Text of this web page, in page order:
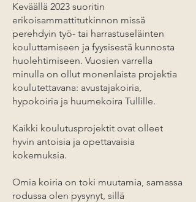
Keväällä 2023 suoritin
erikoisammattitutkinnon missä
perehdyin työ- tai harrastuseläinten
kouluttamiseen ja fyysisestä kunnosta
huolehtimiseen. Vuosien varrella
minulla on ollut monenlaista projektia
koulutettavana: avustajakoiria,
hypokoiria ja huumekoira Tullille.
Kaikki koulutusprojektit ovat olleet
hyvin antoisia ja opettavaisia
kokemuksia.
Omia koiria on toki muutamia, samassa
rodussa olen pysynyt, sillä